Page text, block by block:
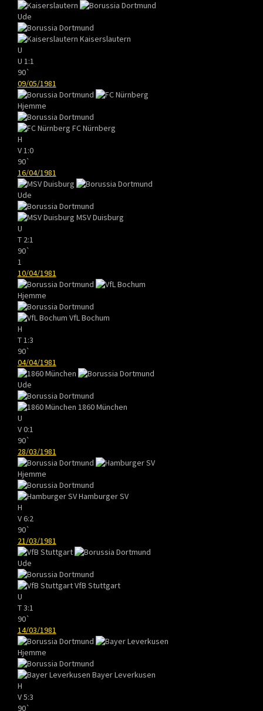
Ude
Kaiserslautern
U
U 1:1
90`
09/05/1981
Hjemme
FC Nürnberg
H
V 1:0
90`
16/04/1981
Ude
MSV Duisburg
U
T 2:1
90`
1
10/04/1981
Hjemme
VfL Bochum
H
T 1:3
90`
04/04/1981
Ude
1860 München
U
V0:1
90`
28/03/1981
Hjemme
Hamburger SV
H
V6:2
90`
21/03/1981
Ude
VfB Stuttgart
U
T3:1
90`
14/03/1981
Hjemme
Bayer Leverkusen
H
V5:3
90`